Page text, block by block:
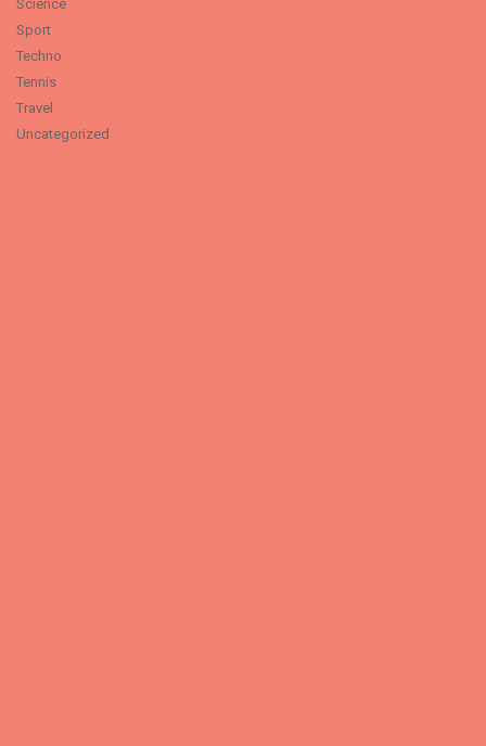
Science
Sport
Techno
Tennis
Travel
Uncategorized